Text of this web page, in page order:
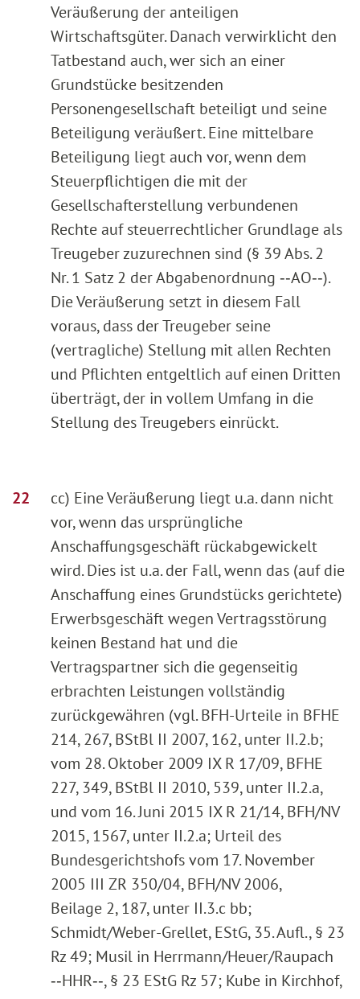
Veräußerung der anteiligen
Wirtschaftsgüter. Danach verwirklicht den
Tatbestand auch, wer sich an einer
Grundstücke besitzenden
Personengesellschaft beteiligt und seine
Beteiligung veräußert. Eine mittelbare
Beteiligung liegt auch vor, wenn dem
Steuerpflichtigen die mit der
Gesellschafterstellung verbundenen
Rechte auf steuerrechtlicher Grundlage als
Treugeber zuzurechnen sind (§ 39 Abs. 2
Nr. 1 Satz 2 der Abgabenordnung ‑‑AO‑‑).
Die Veräußerung setzt in diesem Fall
voraus, dass der Treugeber seine
(vertragliche) Stellung mit allen Rechten
und Pflichten entgeltlich auf einen Dritten
überträgt, der in vollem Umfang in die
Stellung des Treugebers einrückt.
cc) Eine Veräußerung liegt u.a. dann nicht
vor, wenn das ursprüngliche
Anschaffungsgeschäft rückabgewickelt
wird. Dies ist u.a. der Fall, wenn das (auf die
Anschaffung eines Grundstücks gerichtete)
Erwerbsgeschäft wegen Vertragsstörung
keinen Bestand hat und die
Vertragspartner sich die gegenseitig
erbrachten Leistungen vollständig
zurückgewähren (vgl. BFH-Urteile in BFHE
214, 267, BStBl II 2007, 162, unter II.2.b;
vom 28. Oktober 2009 IX R 17/09, BFHE
227, 349, BStBl II 2010, 539, unter II.2.a,
und vom 16. Juni 2015 IX R 21/14, BFH/NV
2015, 1567, unter II.2.a; Urteil des
Bundesgerichtshofs vom 17. November
2005 III ZR 350/04, BFH/NV 2006,
Beilage 2, 187, unter II.3.c bb;
Schmidt/Weber-Grellet, EStG, 35. Aufl., § 23
Rz 49; Musil in Herrmann/Heuer/Raupach
‑‑HHR‑‑, § 23 EStG Rz 57; Kube in Kirchhof,